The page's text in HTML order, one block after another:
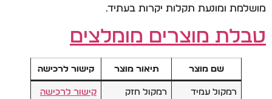
מושלמת ומונעת תקלות יקרות בעתיד.
טבלת מוצרים מומלצים
שם מוצר תיאור מוצר קישור לרכישה
רמקול עמיד
רמקול חזק
קישור לרכישה